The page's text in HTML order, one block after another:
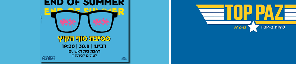
זה היה בסוף הקיץ טופ פז